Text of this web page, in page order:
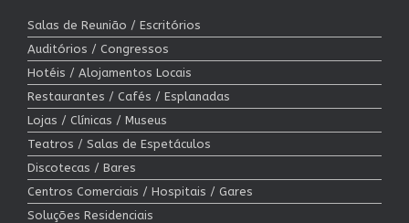
Salas de Reunião / Escritórios
Auditórios / Congressos
Hotéis / Alojamentos Locais
Restaurantes / Cafés / Esplanadas
Lojas / Clínicas / Museus
Teatros / Salas de Espetáculos
Discotecas / Bares
Centros Comerciais / Hospitais / Gares
Soluções Residenciais